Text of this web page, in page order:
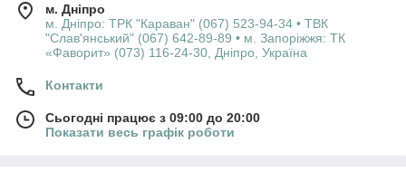
м. Дніпро
м. Дніпро: ТРК "Караван" (067) 523-94-34 • ТВК
"Слав'янський" (067) 642-89-89 • м. Запоріжжя: ТК
«Фаворит» (073) 116-24-30, Дніпро, Україна
Контакти
Сьогодні працює з 09:00 до 20:00
Показати весь графік роботи